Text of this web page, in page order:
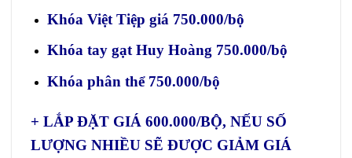
Khóa Việt Tiệp giá 750.000/bộ
Khóa tay gạt Huy Hoàng 750.000/bộ
Khóa phân thể 750.000/bộ
+ LẮP ĐẶT GIÁ 600.000/BỘ, NẾU SỐ
LƯỢNG NHIỀU SẼ ĐƯỢC GIẢM GIÁ